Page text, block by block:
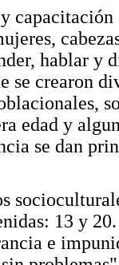
hablar y
se crearon
edad y
se dan
13 y
e